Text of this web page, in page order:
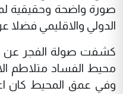
صورة واضحة وحقيقية
الدولي والاقليمي فضلا
كشفت صولة الفجر عن
محيط الفساد متلاطم
وفي عمق المحيط كان